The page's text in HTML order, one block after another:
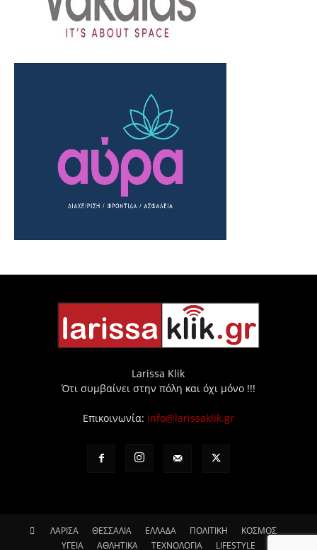
Larissa Klik
Ότι συμβαίνει στην πόλη και όχι μόνο !!!
Επικοινωνία: info@larissaklik.gr
ΛΑΡΙΣΑ ΘΕΣΣΑΛΙΑ ΕΛΛΑΔΑ ΠΟΛΙΤΙΚΗ
ΚΟΣΜΟΣ
ΥΓΕΙΑ
ΑΘΛΗΤΙΚΑ ΤΕΧΝΟΛΟΓΙΑ LIFESTYLE